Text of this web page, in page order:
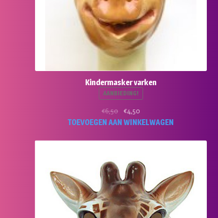
Kindermasker varken
AANBIEDING!
€6,50
Oorspronkelijke
prijs
€6,50.
€4,50
prijs
€4,50.
TOEVOEGEN AAN WINKELWAGEN